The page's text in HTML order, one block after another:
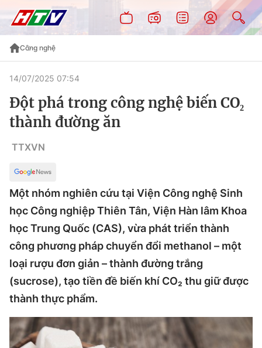
Công nghệ
14/07/2025 07:54
Đột phá trong công nghệ biến CO₂
thành đường ăn
TTXVN
Một nhóm nghiên cứu tại Viện Công nghệ Sinh
học Công nghiệp Thiên Tân, Viện Hàn lâm Khoa
học Trung Quốc (CAS), vừa phát triển thành
công phương pháp chuyển đổi methanol – một
loại rượu đơn giản – thành đường trắng
(sucrose), tạo tiền đề biến khí CO₂ thu giữ được
thành thực phẩm.